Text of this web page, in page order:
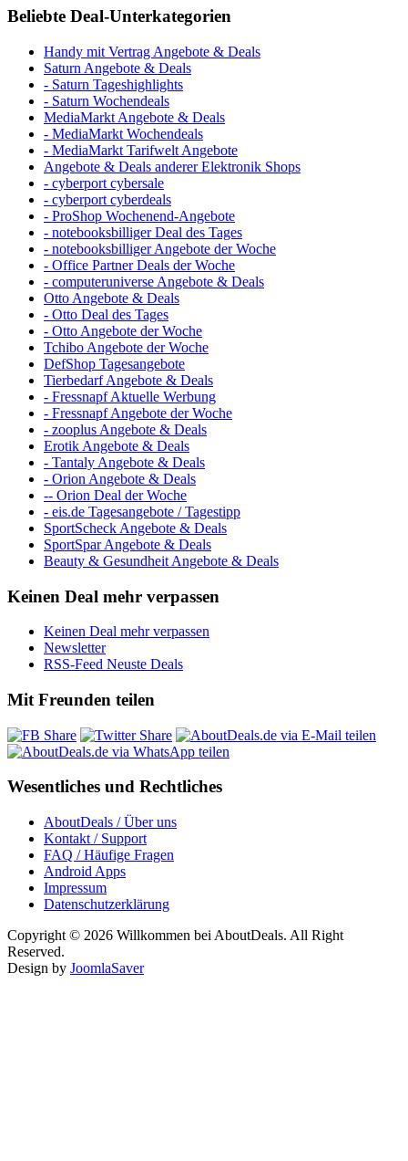
Beliebte Deal-Unterkategorien
Handy mit Vertrag Angebote & Deals
Saturn Angebote & Deals
- Saturn Tageshighlights
- Saturn Wochendeals
MediaMarkt Angebote & Deals
- MediaMarkt Wochendeals
- MediaMarkt Tarifwelt Angebote
Angebote & Deals anderer Elektronik Shops
- cyberport cybersale
- cyberport cyberdeals
- ProShop Wochenend-Angebote
- notebooksbilliger Deal des Tages
- notebooksbilliger Angebote der Woche
- Office Partner Deals der Woche
- computeruniverse Angebote & Deals
Otto Angebote & Deals
- Otto Deal des Tages
- Otto Angebote der Woche
Tchibo Angebote der Woche
DefShop Tagesangebote
Tierbedarf Angebote & Deals
- Fressnapf Aktuelle Werbung
- Fressnapf Angebote der Woche
- zooplus Angebote & Deals
Erotik Angebote & Deals
- Tantaly Angebote & Deals
- Orion Angebote & Deals
-- Orion Deal der Woche
- eis.de Tagesangebote / Tagestipp
SportScheck Angebote & Deals
SportSpar Angebote & Deals
Beauty & Gesundheit Angebote & Deals
Keinen Deal mehr verpassen
Keinen Deal mehr verpassen
Newsletter
RSS-Feed Neuste Deals
Mit Freunden teilen
Wesentliches und Rechtliches
AboutDeals / Über uns
Kontakt / Support
FAQ / Häufige Fragen
Android Apps
Impressum
Datenschutzerklärung
Copyright © 2026 Willkommen bei AboutDeals. All Right
Reserved.
Design by JoomlaSaver